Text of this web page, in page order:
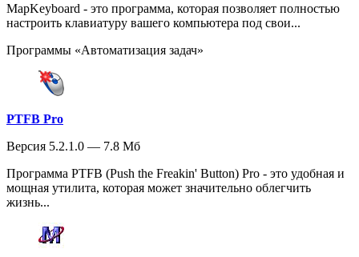
MapKeyboard - это программа, которая позволяет полностью
настроить клавиатуру вашего компьютера под свои...
Программы «Автоматизация задач»
PTFB Pro
Версия 5.2.1.0 — 7.8 Мб
Программа PTFB (Push the Freakin' Button) Pro - это удобная и
мощная утилита, которая может значительно облегчить
жизнь...